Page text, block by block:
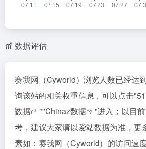
数据评估
赛我网（Cyworld）浏览人数已经达
询该站的相关权重信息，可以点击"
数据
""Chinaz数据
"进入；以目
考，建议大家请以爱站数据为准，更
素如：赛我网（Cyworld）的访问速